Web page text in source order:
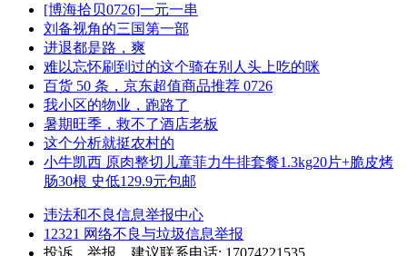
[博海拾贝0726]一元一串
刘备视角的三国第一部
进退都是路，爽
难以忘怀刷到过的这个骑在别人头上吃的咪
百货 50 条，京东超值商品推荐 0726
我小区的物业，跑路了
暑期旺季，救不了酒店老板
这个分析就挺农村的
小牛凯西 原肉整切儿童菲力牛排套餐1.3kg20片+脆皮烤
肠30根 史低129.9元包邮
违法和不良信息举报中心
12321 网络不良与垃圾信息举报